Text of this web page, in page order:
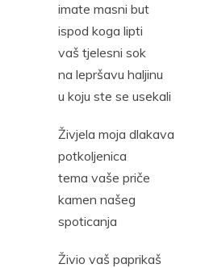
imate masni but
ispod koga lipti
vaš tjelesni sok
na lepršavu haljinu
u koju ste se usekali
Živjela moja dlakava
potkoljenica
tema vaše priče
kamen našeg
spoticanja
Živio vaš paprikaš